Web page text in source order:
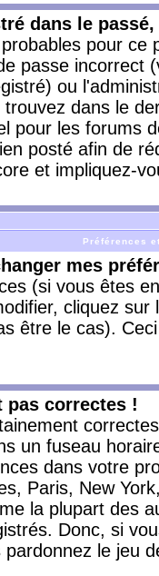
dans le
pour
passe incorrect
ou
dans le
pour les forums
posté afin de
et impliquez-
Préférences
mes
(si vous êtes
cliquez sur
être le cas).
pas correctes !
un fuseau
dans votre
Paris, New
la plupart des
Donc, si
le jeu